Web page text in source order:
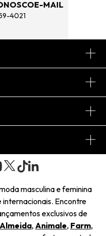
4021
E-MAIL
masculina e feminina
internacionais. Encontre
exclusivos de
, Animale, Farm,